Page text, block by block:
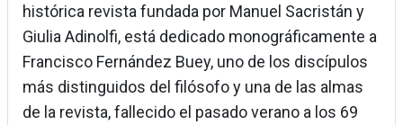
histórica revista fundada por Manuel Sacristán y
Giulia Adinolfi, está dedicado monográficamente a
Francisco Fernández Buey, uno de los discípulos
más distinguidos del filósofo y una de las almas
de la revista, fallecido el pasado verano a los 69